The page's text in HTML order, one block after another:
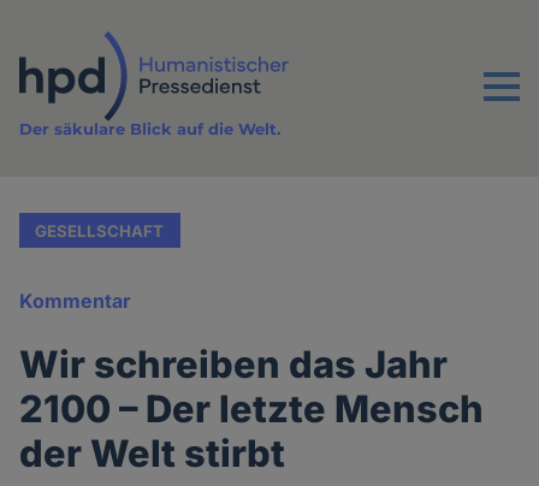
Inhalt
Menu
Der säkulare Blick auf die Welt.
GESELLSCHAFT
Kommentar
Wir schreiben das Jahr
2100 – Der letzte Mensch
der Welt stirbt